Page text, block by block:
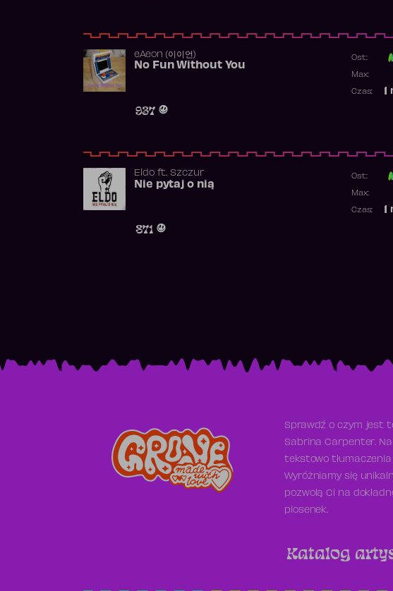
​eAeon (이이언)
No Fun Without You
937
Ost:
Max:
Czas:
Eldoft. Szczur
Nie pytaj o nią
871
Ost:
Max:
Czas:
Sprawdź o czym jest
Sabrina Carpenter.
tekstowo
Wyróżniamy się
pozwolą Ci na
piosenek.
Katalog